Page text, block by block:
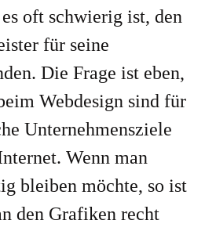
oft schwierig ist, den
für seine
Die Frage ist eben,
Webdesign sind für
Unternehmensziele
Wenn man
bleiben möchte, so ist
den Grafiken recht